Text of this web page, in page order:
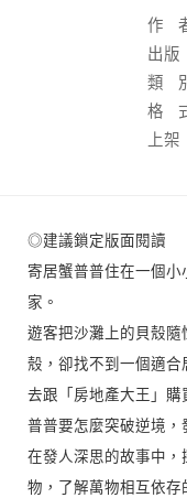
作
出版
社：
類
格
上架
◎建議鎖定版面閱讀
寄居蟹普普住在一個
家。
遊客把沙灘上的貝殼隨
殼，卻找不到一個適合
去跟「房地產大王」購
普普要怎麼突破逆境，
在發人深思的故事中
物，了解萬物相互依存